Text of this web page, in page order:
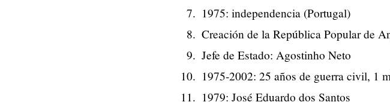
1975: independencia (Portugal)
Creación de la República Popular de
Jefe de Estado: Agostinho Neto
1975-2002: 25 años de guerra civil, 1
1979: José Eduardo dos Santos